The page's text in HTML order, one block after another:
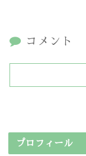
コメント
プロフィール